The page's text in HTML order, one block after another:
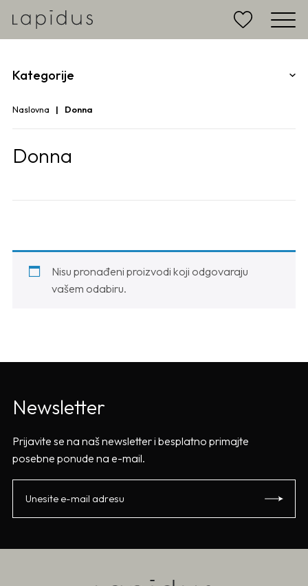
Kategorije
Naslovna Donna
Donna
Nisu pronađeni proizvodi koji odgovaraju
vašem odabiru.
Newsletter
Prijavite se na naš newsletter i besplatno primajte
posebne ponude na e-mail.